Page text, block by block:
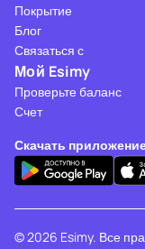
Покрытие
Блог
Связаться с
Мой Esimy
Проверьте баланс
Счет
Скачать
© 2026 Esimy. Все